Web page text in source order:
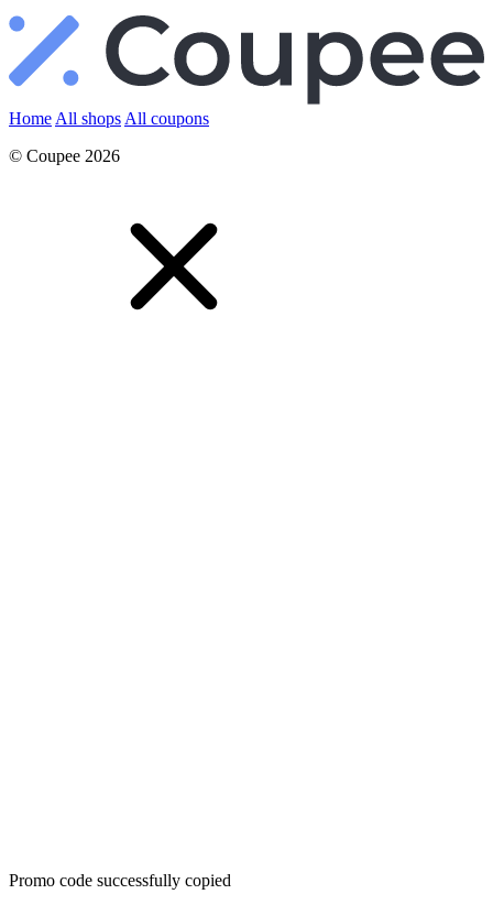
Home All shops All coupons
© Coupee 2026
Promo code successfully copied